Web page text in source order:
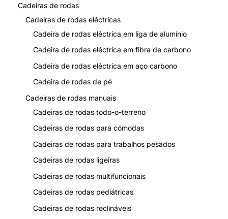
Cadeiras de rodas
Cadeiras de rodas eléctricas
Cadeira de rodas eléctrica em liga de alumínio
Cadeira de rodas eléctrica em fibra de carbono
Cadeira de rodas eléctrica em aço carbono
Cadeira de rodas de pé
Cadeiras de rodas manuais
Cadeiras de rodas todo-o-terreno
Cadeiras de rodas para cómodas
Cadeiras de rodas para trabalhos pesados
Cadeiras de rodas ligeiras
Cadeiras de rodas multifuncionais
Cadeiras de rodas pediátricas
Cadeiras de rodas reclináveis